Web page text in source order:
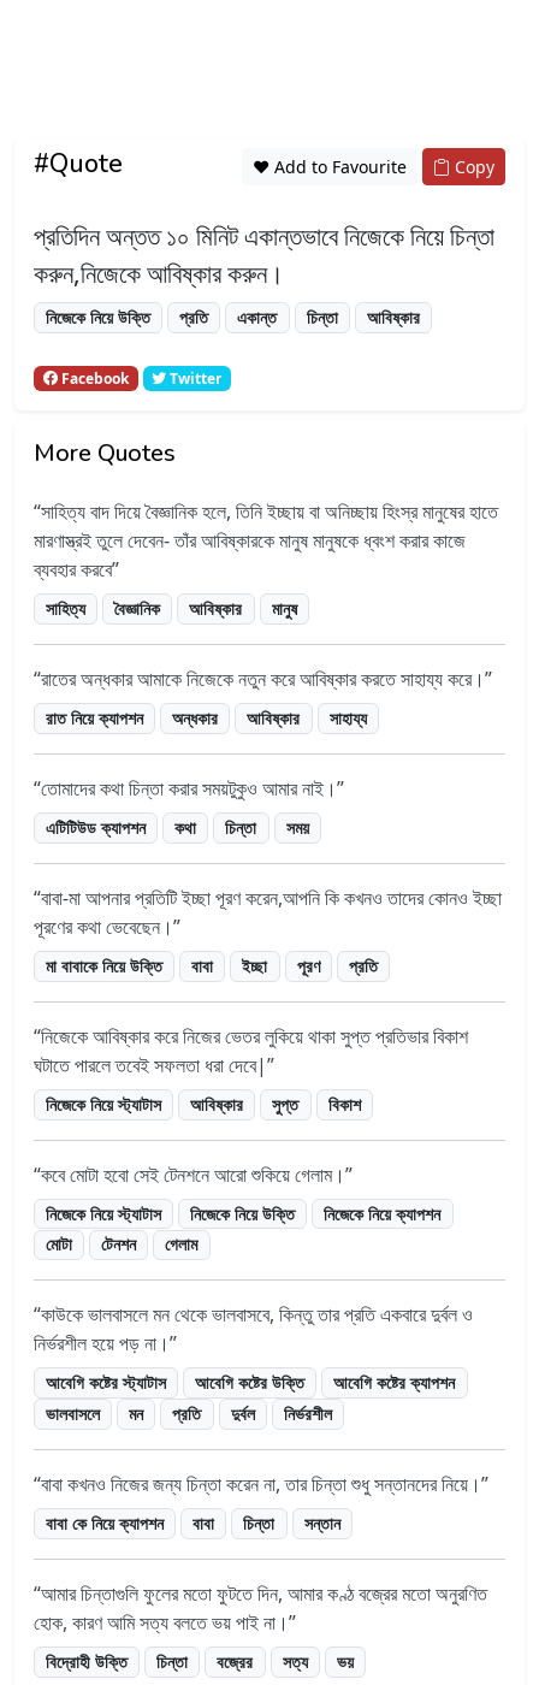
#Quote ❤️ Add to Favourite Copy
প্রতিদিন অন্তত ১০ মিনিট একান্তভাবে নিজেকে নিয়ে চিন্তা
করুন,নিজেকে আবিষ্কার করুন।
নিজেকে নিয়ে উক্তি প্রতি একান্ত চিন্তা আবিষ্কার
Facebook Twitter
More Quotes
সাহিত্য বাদ দিয়ে বৈজ্ঞানিক হলে, তিনি ইচ্ছায় বা অনিচ্ছায় হিংস্র মানুষের হাতে
মারণাস্ত্রই তুলে দেবেন- তাঁর আবিষ্কারকে মানুষ মানুষকে ধ্বংশ করার কাজে
ব্যবহার করবে
সাহিত্য বৈজ্ঞানিক আবিষ্কার মানুষ
রাতের অন্ধকার আমাকে নিজেকে নতুন করে আবিষ্কার করতে সাহায্য করে।
রাত নিয়ে ক্যাপশন অন্ধকার আবিষ্কার সাহায্য
তোমাদের কথা চিন্তা করার সময়টুকুও আমার নাই।
এটিটিউড ক্যাপশন কথা চিন্তা সময়
বাবা-মা আপনার প্রতিটি ইচ্ছা পূরণ করেন,আপনি কি কখনও তাদের কোনও ইচ্ছা
পূরণের কথা ভেবেছেন।
মা বাবাকে নিয়ে উক্তি বাবা ইচ্ছা পূরণ প্রতি
নিজেকে আবিষ্কার করে নিজের ভেতর লুকিয়ে থাকা সুপ্ত প্রতিভার বিকাশ
ঘটাতে পারলে তবেই সফলতা ধরা দেবে|
নিজেকে নিয়ে স্ট্যাটাস আবিষ্কার সুপ্ত বিকাশ
কবে মোটা হবো সেই টেনশনে আরো শুকিয়ে গেলাম।
নিজেকে নিয়ে স্ট্যাটাস নিজেকে নিয়ে উক্তি
নিজেকে নিয়ে ক্যাপশন
মোটা
টেনশন গেলাম
কাউকে ভালবাসলে মন থেকে ভালবাসবে, কিন্তু তার প্রতি একবারে দুর্বল ও
নির্ভরশীল হয়ে পড় না।
আবেগি কষ্টের স্ট্যাটাস আবেগি কষ্টের উক্তি
আবেগি কষ্টের ক্যাপশন
ভালবাসলে
মন প্রতি দুর্বল নির্ভরশীল
বাবা কখনও নিজের জন্য চিন্তা করেন না, তার চিন্তা শুধু সন্তানদের নিয়ে।
বাবা কে নিয়ে ক্যাপশন বাবা চিন্তা সন্তান
আমার চিন্তাগুলি ফুলের মতো ফুটতে দিন, আমার কণ্ঠ বজ্রের মতো অনুরণিত
হোক, কারণ আমি সত্য বলতে ভয় পাই না।
বিদ্রোহী উক্তি চিন্তা বজ্রের সত্য ভয়